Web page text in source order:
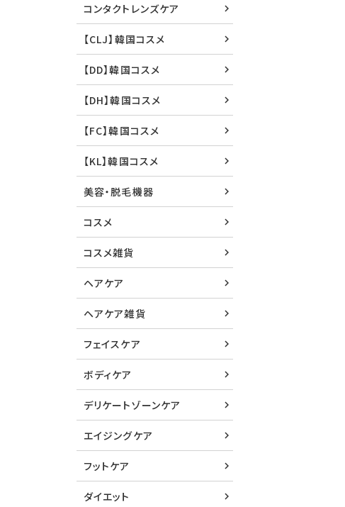
コンタクトレンズケア
【CLJ】韓国コスメ
【DD】韓国コスメ
【DH】韓国コスメ
【FC】韓国コスメ
【KL】韓国コスメ
美容・脱毛機器
コスメ
コスメ雑貨
ヘアケア
ヘアケア雑貨
フェイスケア
ボディケア
デリケートゾーンケア
エイジングケア
フットケア
ダイエット